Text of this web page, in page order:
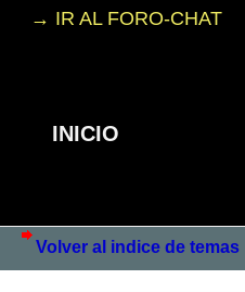
→ IR AL FORO-CHAT
INICIO
Volver al indice de temas